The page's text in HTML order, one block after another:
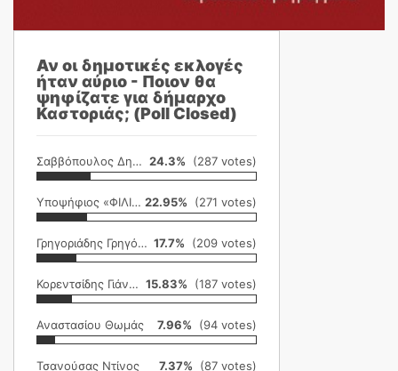
Αν οι δημοτικές εκλογές
ήταν αύριο - Ποιον θα
ψηφίζατε για δήμαρχο
Καστοριάς; (Poll Closed)
Σαββόπουλος Δημήτρης 24.3% (287 votes)
Υποψήφιος «ΦΙΛΙΚΗ ΕΤΑΙΡΕΙΑ» 22.95% (271 votes)
Γρηγοριάδης Γρηγόρης 17.7% (209 votes)
Κορεντσίδης Γιάννης 15.83% (187 votes)
Αναστασίου Θωμάς 7.96% (94 votes)
Τσανούσας Ντίνος 7.37% (87 votes)